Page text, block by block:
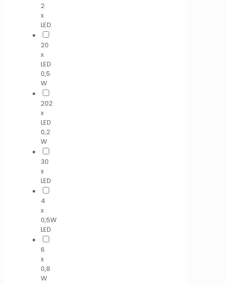
2
x
LED
20
x
LED
0,5
W
202
x
LED
0,2
W
30
x
LED
4
x
0,5W
LED
6
x
0,8
W